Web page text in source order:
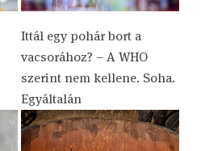
Ittál egy pohár bort a
vacsorához? – A WHO
szerint nem kellene. Soha.
Egyáltalán